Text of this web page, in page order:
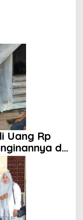
Uang Rp
di